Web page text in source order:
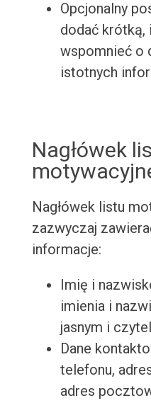
Opcjonalny
dodać krótką,
wspomnieć o
istotnych
Nagłówek
Nagłówek listu
zazwyczaj
informacje:
Imię i
imienia i
jasnym i
Dane
telefonu,
adres